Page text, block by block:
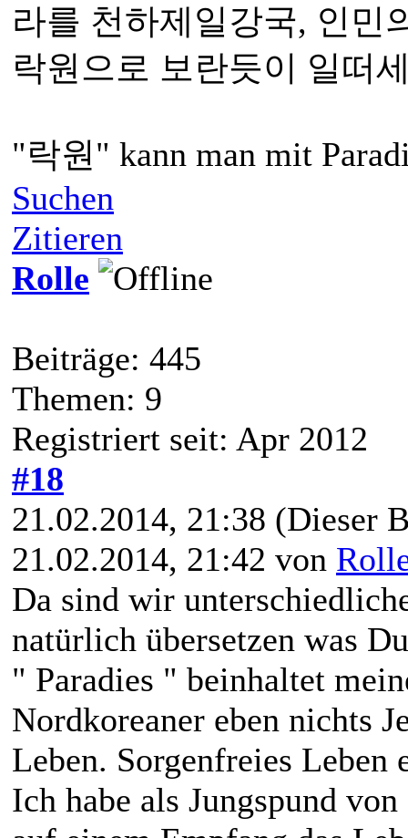
라를 천하제일강국, 인민
락원으로 보란듯이 일떠
"락원" kann man mit
Suchen
Zitieren
Rolle
Beiträge: 445
Themen: 9
Registriert seit: Apr 2012
#18
21.02.2014, 21:38 (Dieser
21.02.2014, 21:42 von
Da sind wir
natürlich übersetzen was
" Paradies " beinhaltet
Nordkoreaner eben nichts
Leben. Sorgenfreies Leben
Ich habe als Jungspund